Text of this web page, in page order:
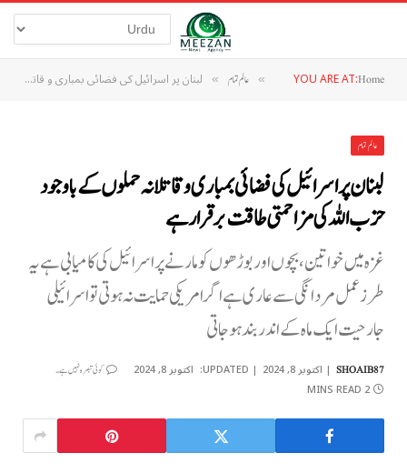
YOU ARE AT:Home
» عالم تمام » لبنان پر اسرائیل کی فضائی بمباری و قاتلانہ حملوں کے باوجود حزب اللہ کی مزاحمتی طاقت برقرار ہے
عالم تمام
لبنان پر اسرائیل کی فضائی بمباری و قاتلانہ حملوں کے باوجود
حزب اللہ کی مزاحمتی طاقت برقرار ہے
غزہ میں خواتین، بچوں اور بوڑھوں کو مارنے پر اسرائیل کی کامیابی ہےیہ
طرز عمل مردانگی سے عاری ہے اگر امریکی حمایت نہ ہوتی تو اسرائیلی
جارحیت ایک ماہ کے اندر بند ہو جاتی
SHOAIB87 اکتوبر 8, 2024 UPDATED: اکتوبر 8, 2024 کوئی تبصرہ نہیں ہے۔
2 MINS READ